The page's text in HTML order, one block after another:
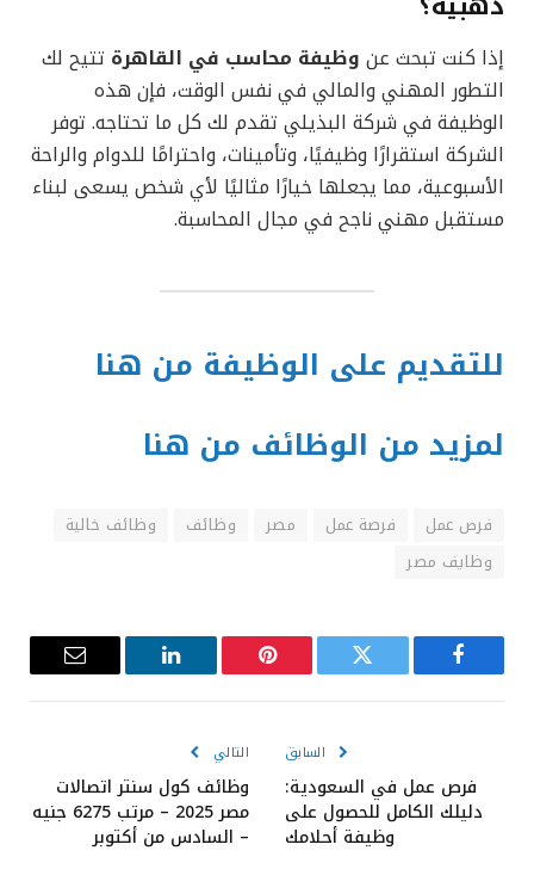
إذا كنت تبحث عن وظيفة محاسب في القاهرة تتيح لك
التطور المهني والمالي في نفس الوقت، فإن هذه
الوظيفة في شركة البذيلي تقدم لك كل ما تحتاجه. توفر
الشركة استقرارًا وظيفيًا، وتأمينات، واحترامًا للدوام والراحة
الأسبوعية، مما يجعلها خيارًا مثاليًا لأي شخص يسعى لبناء
مستقبل مهني ناجح في مجال المحاسبة.
للتقديم على الوظيفة من هنا
لمزيد من الوظائف من هنا
فرص عمل فرصة عمل مصر وظائف
وظائف خالية
وظايف مصر
فيسبوك تويتر بينتيريست لينكدإن
البريد
السابق
فرص عمل في السعودية:
دليلك الكامل للحصول على
وظيفة أحلامك
التالي
وظائف كول سنتر اتصالات
مصر 2025 – مرتب 6275 جنيه
– السادس من أكتوبر